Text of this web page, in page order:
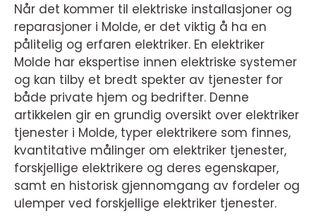
Når det kommer til elektriske installasjoner og
reparasjoner i Molde, er det viktig å ha en
pålitelig og erfaren elektriker. En elektriker
Molde har ekspertise innen elektriske systemer
og kan tilby et bredt spekter av tjenester for
både private hjem og bedrifter. Denne
artikkelen gir en grundig oversikt over elektriker
tjenester i Molde, typer elektrikere som finnes,
kvantitative målinger om elektriker tjenester,
forskjellige elektrikere og deres egenskaper,
samt en historisk gjennomgang av fordeler og
ulemper ved forskjellige elektriker tjenester.